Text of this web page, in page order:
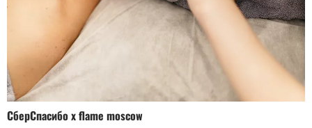
СберСпасибо x flame moscow